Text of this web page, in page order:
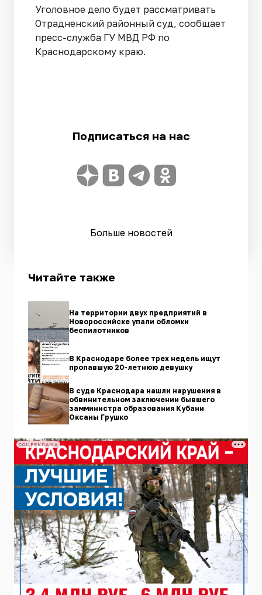
Уголовное дело будет рассматривать
Отрадненский районный суд, сообщает
пресс-служба ГУ МВД РФ по
Краснодарскому краю.
Подписаться на нас
Больше новостей
Читайте также
На территории двух предприятий в
Новороссийске упали обломки
беспилотников
В Краснодаре более трех недель ищут
пропавшую 20-летнюю девушку
В суде Краснодара нашли нарушения в
обвинительном заключении бывшего
замминистра образования Кубани
Оксаны Грушко
СОЦРЕКЛАМА